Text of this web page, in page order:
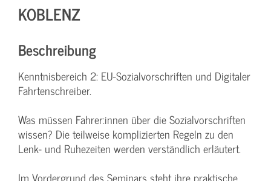
KOBLENZ
Beschreibung
Kenntnisbereich 2: EU-Sozialvorschriften und Digitaler
Fahrtenschreiber.
Was müssen Fahrer:innen über die Sozialvorschriften
wissen? Die teilweise komplizierten Regeln zu den
Lenk- und Ruhezeiten werden verständlich erläutert.